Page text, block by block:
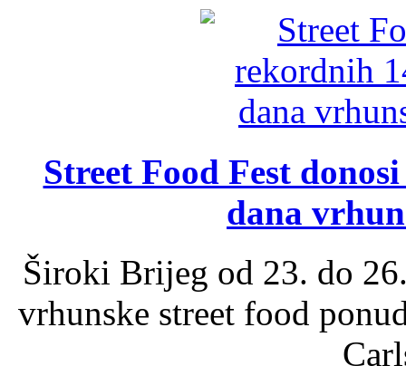
Street Food Fest
dana
Široki Brijeg od 23. do
vrhunske street food